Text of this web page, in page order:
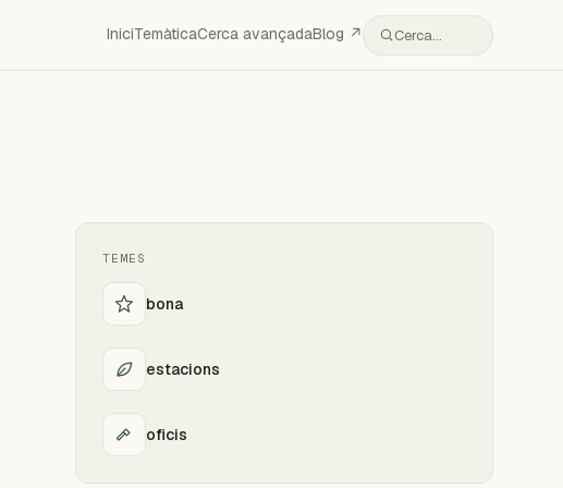
IniciTemàticaCerca avançadaBlog ↗ Cerca…
TEMES
bona
estacions
oficis